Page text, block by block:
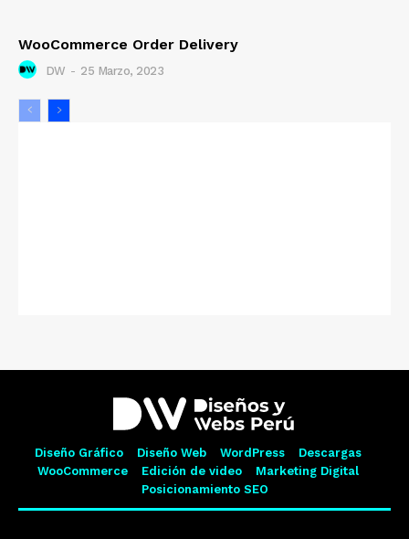
WooCommerce Order Delivery
DW - 25 Marzo, 2023
Diseño Gráfico Diseño Web WordPress
Descargas
WooCommerce
Edición de video
Marketing Digital
Posicionamiento SEO